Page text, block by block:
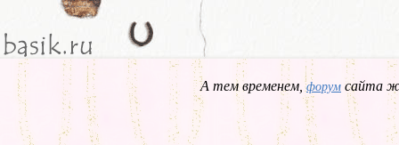
А тем временем,форум сайта